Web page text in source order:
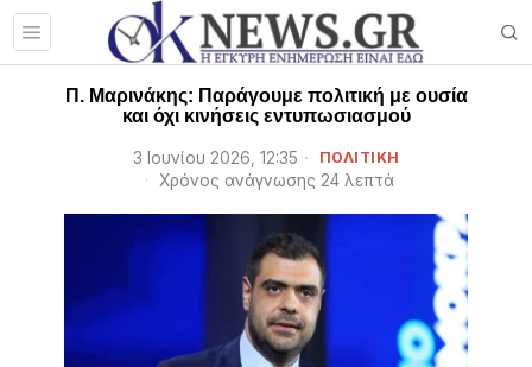
Π. Μαρινάκης: Παράγουμε πολιτική με ουσία
και όχι κινήσεις εντυπωσιασμού
3 Ιουνίου 2026, 12:35 ΠΟΛΙΤΙΚΗ
Χρόνος ανάγνωσης 24 λεπτά